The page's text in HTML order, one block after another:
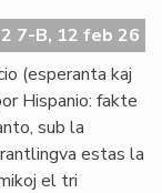
la
7-B, 12 feb 26
(esperanta kaj
Hispanio: fakte
sub la
estas la
el tri